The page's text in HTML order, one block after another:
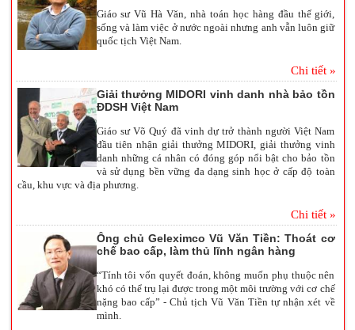
Giáo sư Vũ Hà Văn, nhà toán học hàng đầu thế giới,
sống và làm việc ở nước ngoài nhưng anh vẫn luôn giữ
quốc tịch Việt Nam.
Chi tiết »
Giải thưởng MIDORI vinh danh nhà bảo tồn
ĐDSH Việt Nam
Giáo sư Võ Quý đã vinh dự trở thành người Việt Nam
đầu tiên nhận giải thưởng MIDORI, giải thưởng vinh
danh những cá nhân có đóng góp nổi bật cho bảo tồn
và sử dụng bền vững đa dạng sinh học ở cấp độ toàn
cầu, khu vực và địa phương.
Chi tiết »
Ông chủ Geleximco Vũ Văn Tiền: Thoát cơ
chế bao cấp, làm thủ lĩnh ngân hàng
“Tính tôi vốn quyết đoán, không muốn phụ thuộc nên
khó có thể trụ lại được trong một môi trường với cơ chế
nặng bao cấp” - Chủ tịch Vũ Văn Tiền tự nhận xét về
mình.